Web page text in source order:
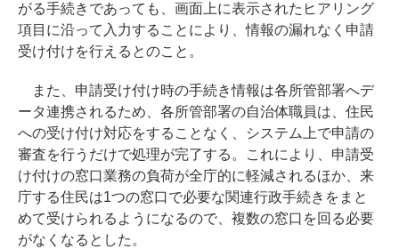
がる手続きであっても、画面上に表示されたヒアリング
項目に沿って入力することにより、情報の漏れなく申請
受け付けを行えるとのこと。
また、申請受け付け時の手続き情報は各所管部署へデ
ータ連携されるため、各所管部署の自治体職員は、住民
への受け付け対応をすることなく、システム上で申請の
審査を行うだけで処理が完了する。これにより、申請受
け付けの窓口業務の負荷が全庁的に軽減されるほか、来
庁する住民は1つの窓口で必要な関連行政手続きをまと
めて受けられるようになるので、複数の窓口を回る必要
がなくなるとした。